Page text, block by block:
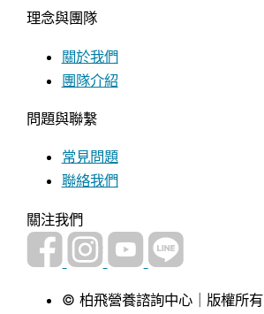
理念與團隊
關於我們
團隊介紹
問題與聯繫
常見問題
聯絡我們
關注我們
© 柏飛營養諮詢中心｜版權所有